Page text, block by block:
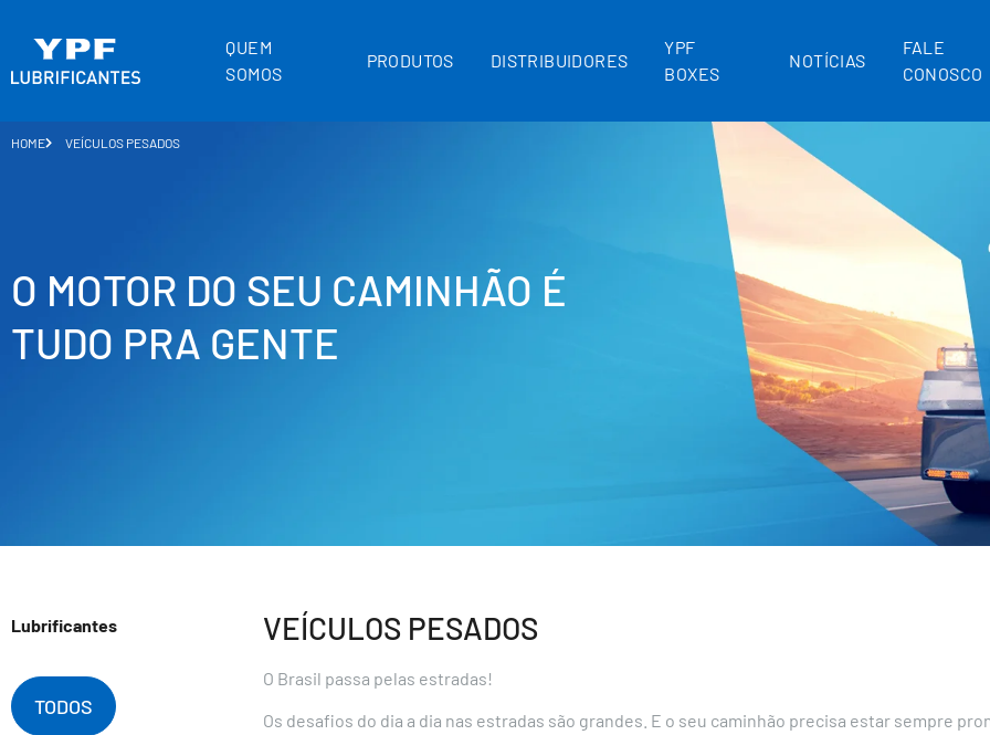
QUEM
SOMOS
PRODUTOS DISTRIBUIDORES
YPF
BOXES
NOTÍCIAS
FALE
CONOSCO
HOME VEÍCULOS PESADOS
O MOTOR DO SEU CAMINHÃO É
TUDO PRA GENTE
Lubrificantes
TODOS
VEÍCULOS PESADOS
O Brasil passa pelas estradas!
Os desafios do dia a dia nas estradas são grandes. E o seu caminhão precisa estar sempre